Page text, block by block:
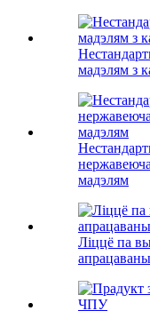
мадэлям з
мадэлям
Ліццё па